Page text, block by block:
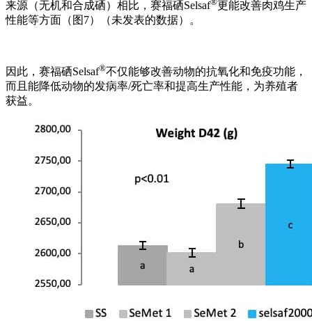
来源（无机和合成硒）相比，赛福硒Selsaf 更能改善肉鸡生产
性能等方面（图7）（未发表的数据）。
因此，赛福硒Selsaf®不仅能够改善动物的抗氧化和免疫功能，
而且能降低动物的发病率/死亡率和提高生产性能，为养殖者
获益。